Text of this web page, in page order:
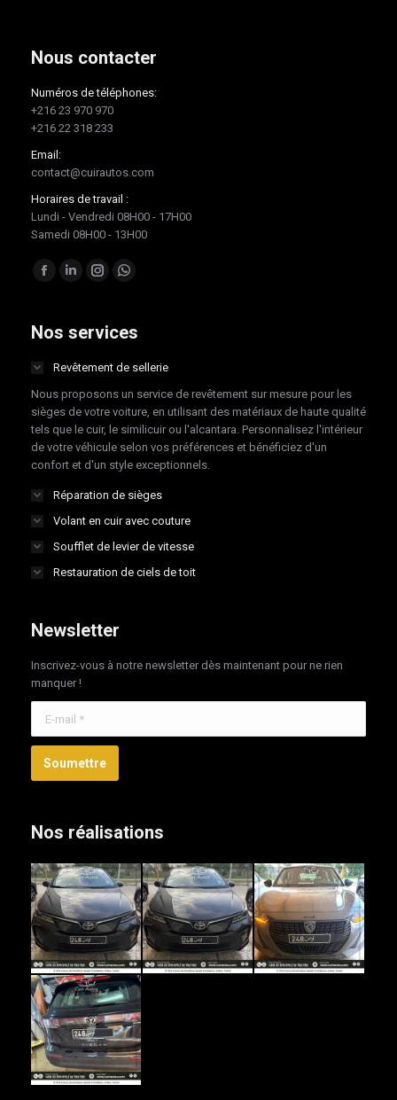
Nous contacter
Numéros de téléphones:
+216 23 970 970
+216 22 318 233
Email:
contact@cuirautos.com
Horaires de travail :
Lundi - Vendredi 08H00 - 17H00
Samedi 08H00 - 13H00
Trouvez nous sur :
Facebook
opens
new
window
LinkedIn
opens
new
window
Instagram
opens
new
window
Whatsapp
opens
new
window
Nos services
Revêtement de sellerie
Nous proposons un service de revêtement sur mesure pour les
sièges de votre voiture, en utilisant des matériaux de haute qualité
tels que le cuir, le similicuir ou l'alcantara. Personnalisez l'intérieur
de votre véhicule selon vos préférences et bénéficiez d'un
confort et d'un style exceptionnels.
Réparation de sièges
Volant en cuir avec couture
Soufflet de levier de vitesse
Restauration de ciels de toit
Newsletter
Inscrivez-vous à notre newsletter dès maintenant pour ne rien
manquer !
Soumettre
Nos réalisations